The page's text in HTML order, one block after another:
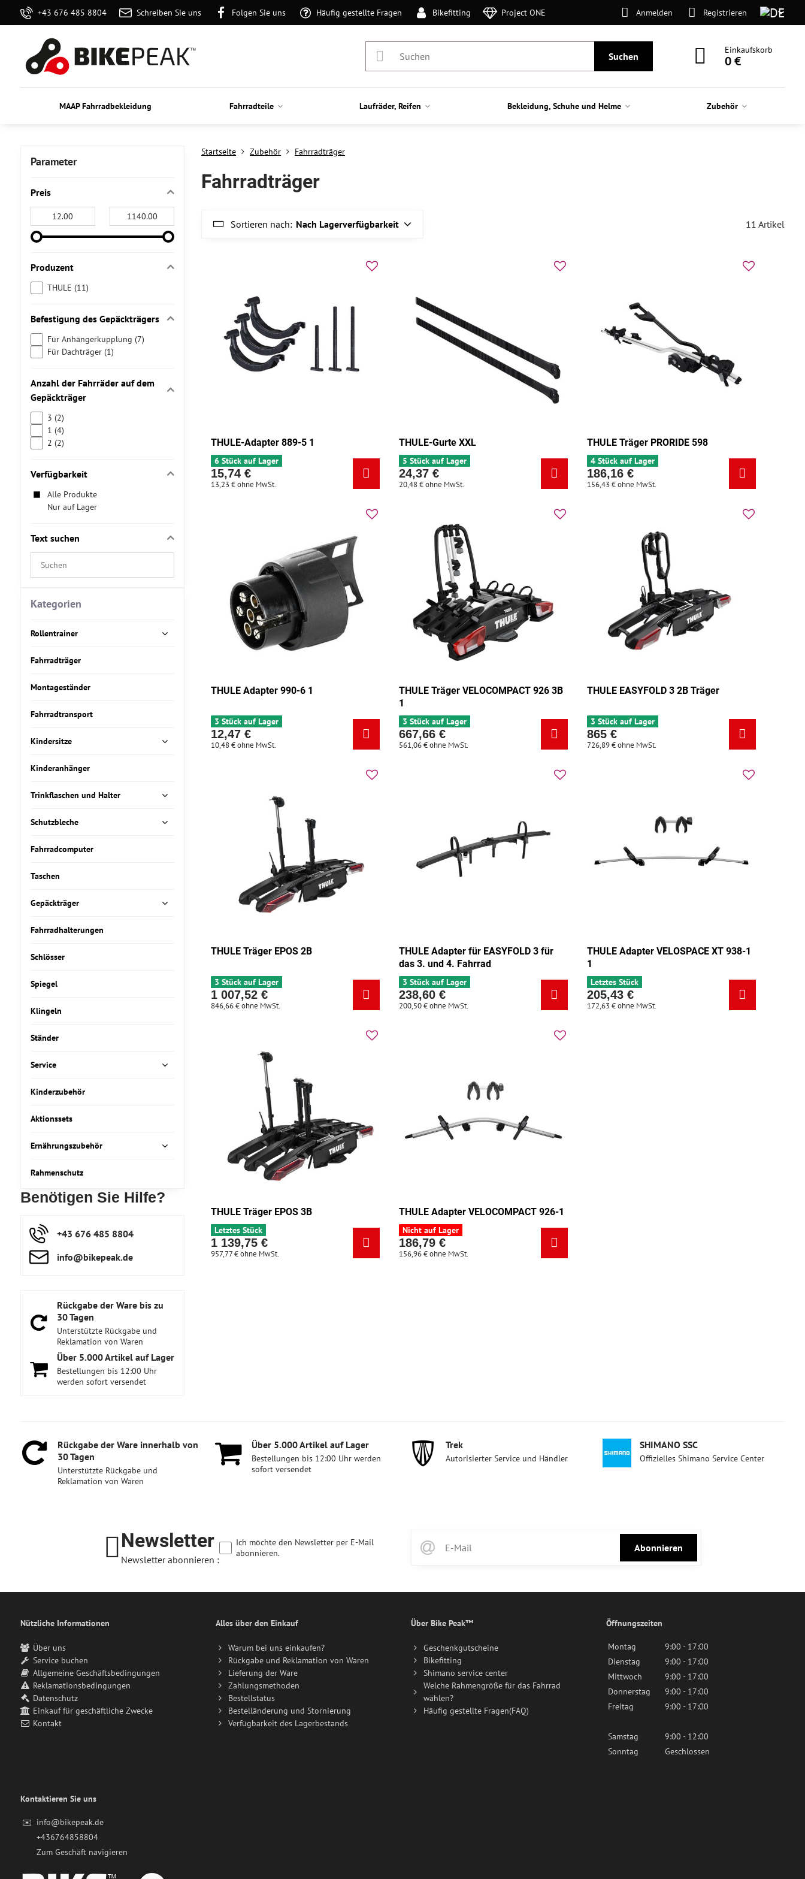
+43 676 485 8804 Schreiben Sie uns Folgen Sie uns Häufig gestellte Fragen Bikefitting Project ONE Anmelden Registrieren
Suchen
Einkaufskorb
0 €
MAAP Fahrradbekleidung Fahrradteile Laufräder, Reifen Bekleidung, Schuhe und Helme Zubehör
Startseite Zubehör Fahrradträger
Fahrradträger
Sortieren nach: Nach Lagerverfügbarkeit 11 Artikel
THULE-Adapter 889-5 1
6 Stück auf Lager
15,74 €
13,23 €ohne MwSt.
THULE-Gurte XXL
5 Stück auf Lager
24,37 €
20,48 €ohne MwSt.
THULE Träger PRORIDE 598
4 Stück auf Lager
186,16 €
156,43 €ohne MwSt.
THULE Adapter 990-6 1
3 Stück auf Lager
12,47 €
10,48 €ohne MwSt.
THULE Träger VELOCOMPACT 926 3B
1
3 Stück auf Lager
667,66 €
561,06 €ohne MwSt.
THULE EASYFOLD 3 2B Träger
3 Stück auf Lager
865 €
726,89 €ohne MwSt.
THULE Träger EPOS 2B
3 Stück auf Lager
1 007,52 €
846,66 €ohne MwSt.
THULE Adapter für EASYFOLD 3 für
das 3. und 4. Fahrrad
3 Stück auf Lager
238,60 €
200,50 €ohne MwSt.
THULE Adapter VELOSPACE XT 938-1
1
Letztes Stück
205,43 €
172,63 €ohne MwSt.
THULE Träger EPOS 3B
Letztes Stück
1 139,75 €
957,77 €ohne MwSt.
THULE Adapter VELOCOMPACT 926-1
Nicht auf Lager
186,79 €
156,96 €ohne MwSt.
Parameter
Preis
Produzent
THULE (11)
Befestigung des Gepäckträgers
Für Anhängerkupplung (7)
Für Dachträger (1)
Anzahl der Fahrräder auf dem
Gepäckträger
3 (2)
1 (4)
2 (2)
Verfügbarkeit
Alle Produkte
Nur auf Lager
Text suchen
Suchfilterergebnisse
Benötigen Sie Hilfe?
+43 676 485 8804
info​@bikepeak​.de
Rückgabe der Ware bis zu
30 Tagen
Unterstützte Rückgabe und
Reklamation von Waren
Über 5​.000 Artikel auf Lager
Bestellungen bis 12:00 Uhr
werden sofort versendet
Kategorien
Rollentrainer
Fahrradträger
Montageständer
Fahrradtransport
Kindersitze
Kinderanhänger
Trinkflaschen und Halter
Schutzbleche
Fahrradcomputer
Taschen
Gepäckträger
Fahrradhalterungen
Schlösser
Spiegel
Klingeln
Ständer
Service
Kinderzubehör
Aktionssets
Ernährungszubehör
Rahmenschutz
Rückgabe der Ware innerhalb von
30 Tagen
Unterstützte Rückgabe und
Reklamation von Waren
Über 5​.000 Artikel auf Lager
Bestellungen bis 12:00 Uhr werden
sofort versendet
Trek
Autorisierter Service und Händler
SHIMANO SSC
Offizielles Shimano Service Center
Newsletter
Newsletter abonnieren :
Abonnieren
Ich möchte den Newsletter per E-Mail
abonnieren.
Nützliche Informationen
Über uns
Service buchen
Allgemeine Geschäftsbedingungen
Reklamationsbedingungen
Datenschutz
Einkauf für geschäftliche Zwecke
Kontakt
Alles über den Einkauf
Warum bei uns einkaufen?
Rückgabe und Reklamation von Waren
Lieferung der Ware
Zahlungsmethoden
Bestellstatus
Bestelländerung und Stornierung
Verfügbarkeit des Lagerbestands
Über Bike Peak™
Geschenkgutscheine
Bikefitting
Shimano service center
Welche Rahmengröße für das Fahrrad
wählen?
Häufig gestellte Fragen(FAQ)
Öffnungszeiten
Montag
9:00 - 17:00
Dienstag
9:00 - 17:00
Mittwoch
9:00 - 17:00
Donnerstag
9:00 - 17:00
Freitag
9:00 - 17:00
Samstag
9:00 - 12:00
Sonntag
Geschlossen
Kontaktieren Sie uns
✉️ info@bikepeak.de
+436764858804
Zum Geschäft navigieren